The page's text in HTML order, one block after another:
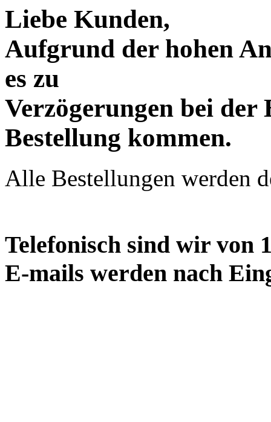
Liebe Kunden,
Aufgrund der hohen
es zu
Verzögerungen bei
Bestellung kommen.
Alle Bestellungen werden
Telefonisch sind wir von
E-mails werden nach